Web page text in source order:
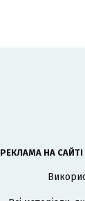
РЕКЛАМА НА САЙТІ